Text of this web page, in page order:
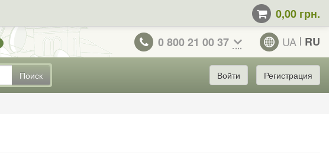
0,00 грн.
0 800 21 00 37 UA RU
Поиск Войти Регистрация